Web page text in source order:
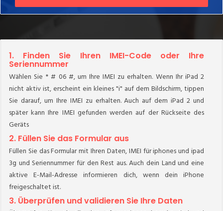
1. Finden Sie Ihren IMEI-Code oder Ihre
Seriennummer
Wählen Sie * # 06 #, um Ihre IMEI zu erhalten. Wenn Ihr iPad 2
nicht aktiv ist, erscheint ein kleines "i" auf dem Bildschirm, tippen
Sie darauf, um Ihre IMEI zu erhalten. Auch auf dem iPad 2 und
später kann Ihre IMEI gefunden werden auf der Rückseite des
Geräts
2. Füllen Sie das Formular aus
Füllen Sie das Formular mit Ihren Daten, IMEI für iphones und ipad
3g und Seriennummer für den Rest aus. Auch dein Land und eine
aktive E-Mail-Adresse informieren dich, wenn dein iPhone
freigeschaltet ist.
3. Überprüfen und validieren Sie Ihre Daten